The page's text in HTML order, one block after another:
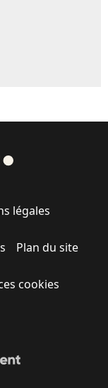
légales
Plan du site
cookies